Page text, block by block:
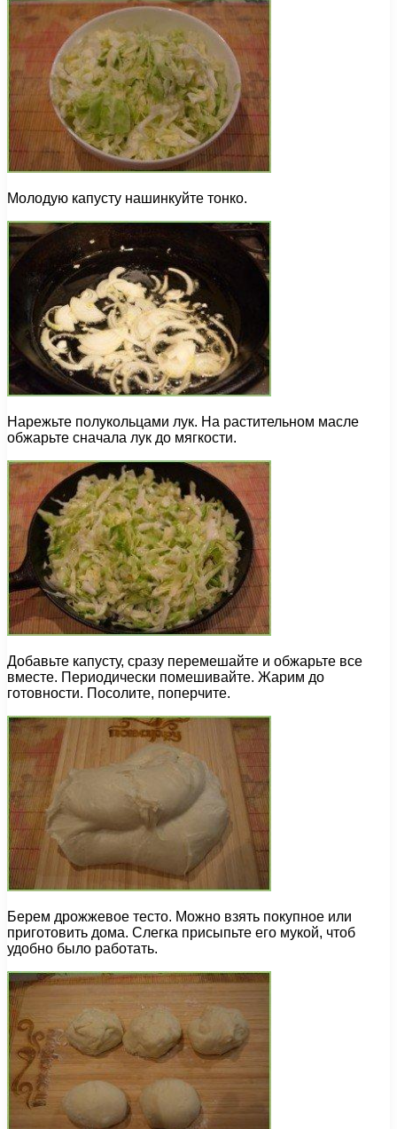
Молодую капусту нашинкуйте тонко.
Нарежьте полукольцами лук. На растительном масле
обжарьте сначала лук до мягкости.
Добавьте капусту, сразу перемешайте и обжарьте все
вместе. Периодически помешивайте. Жарим до
готовности. Посолите, поперчите.
Берем дрожжевое тесто. Можно взять покупное или
приготовить дома. Слегка присыпьте его мукой, чтоб
удобно было работать.